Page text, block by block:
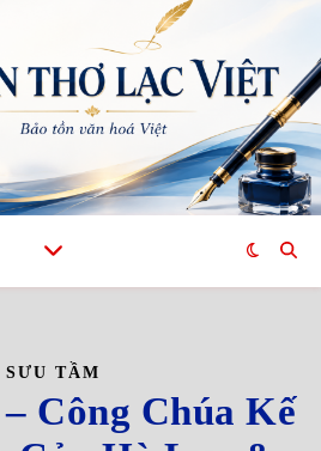
SƯU TẦM
Công Chúa Kế